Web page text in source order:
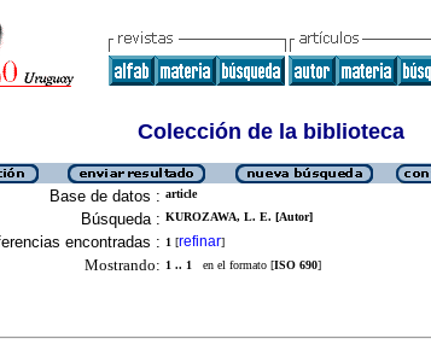
Colección de la biblioteca
Base de datos : article
Búsqueda : KUROZAWA, L. E. [Autor]
encontradas : 1 [refinar]
Mostrando: 1 .. 1 en el formato [ISO 690]